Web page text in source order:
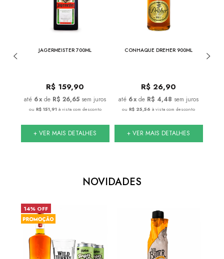
JAGERMEISTER 700ML
R$ 159,90
6x de R$ 26,65 sem juros
ou R$ 151,91 à vista com desconto
+ VER MAIS DETALHES
CONHAQUE DREHER 900ML
R$ 26,90
6x de R$ 4,48 sem juros
ouR$ 25,56 à vista com desconto
+ VER MAIS DETALHES
NOVIDADES
14% OFF